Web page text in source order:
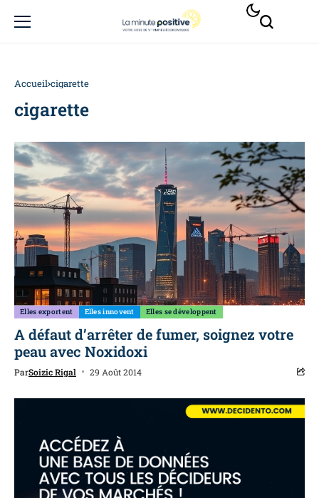
Accueil cigarette
cigarette
Elles exportent Elles innovent Elles se développent
A défaut d’arrêter de fumer, soignez votre
peau avec Noxidoxi
ParSoizic Rigal 29 Août 2014